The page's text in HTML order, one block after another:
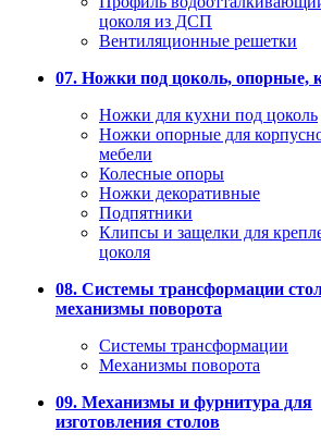
цоколя из ДСП
Вентиляционные решетки
07. Ножки под цоколь, опорные,
Ножки для кухни под цоколь
Ножки опорные для
мебели
Колесные опоры
Ножки декоративные
Подпятники
Клипсы и защелки для
цоколя
08. Системы трансформации
механизмы поворота
Системы трансформации
Механизмы поворота
09. Механизмы и фурнитура для
изготовления столов